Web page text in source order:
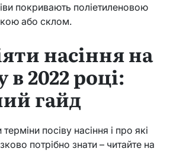
покривають поліетиленовою
або склом.
насіння на
в 2022 році:
гайд
посіву насіння і про які
потрібно знати – читайте на